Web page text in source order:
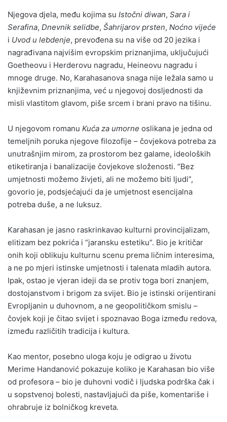
Njegova djela, među kojima su Istočni diwan, Sara i
Serafina, Dnevnik selidbe, Šahrijarov prsten, Noćno vijeće
i Uvod u lebdenje, prevođena su na više od 20 jezika i
nagrađivana najvišim evropskim priznanjima, uključujući
Goetheovu i Herderovu nagradu, Heineovu nagradu i
mnoge druge. No, Karahasanova snaga nije ležala samo u
književnim priznanjima, već u njegovoj dosljednosti da
misli vlastitom glavom, piše srcem i brani pravo na tišinu.
U njegovom romanu Kuća za umorne oslikana je jedna od
temeljnih poruka njegove filozofije – čovjekova potreba za
unutrašnjim mirom, za prostorom bez galame, ideoloških
etiketiranja i banalizacije čovjekove složenosti. “Bez
umjetnosti možemo živjeti, ali ne možemo biti ljudi”,
govorio je, podsjećajući da je umjetnost esencijalna
potreba duše, a ne luksuz.
Karahasan je jasno raskrinkavao kulturni provincijalizam,
elitizam bez pokrića i “jaransku estetiku”. Bio je kritičar
onih koji oblikuju kulturnu scenu prema ličnim interesima,
a ne po mjeri istinske umjetnosti i talenata mladih autora.
Ipak, ostao je vjeran ideji da se protiv toga bori znanjem,
dostojanstvom i brigom za svijet. Bio je istinski orijentirani
Evropljanin u duhovnom, a ne geopolitičkom smislu –
čovjek koji je čitao svijet i spoznavao Boga između redova,
između različitih tradicija i kultura.
Kao mentor, posebno uloga koju je odigrao u životu
Merime Handanović pokazuje koliko je Karahasan bio više
od profesora – bio je duhovni vodič i ljudska podrška čak i
u sopstvenoj bolesti, nastavljajući da piše, komentariše i
ohrabruje iz bolničkog kreveta.